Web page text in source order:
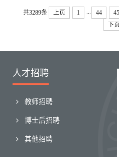
共3289条 上页 1 ... 44 45
下
人才招聘
教师招聘
博士后招聘
其他招聘